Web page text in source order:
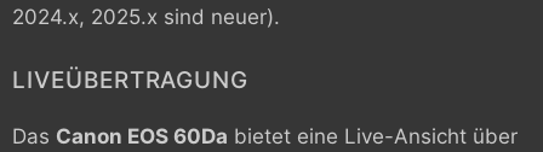
2024.x, 2025.x sind neuer).
LIVEÜBERTRAGUNG
Das Canon EOS 60Da bietet eine Live-Ansicht über